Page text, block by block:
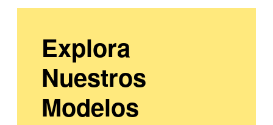
Explora
Nuestros
Modelos